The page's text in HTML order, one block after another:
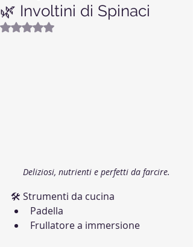
🌿 Involtini di Spinaci
Valutazione NaN stelle su 5.
Deliziosi, nutrienti e perfetti da farcire.
🛠 Strumenti da cucina
Padella
Frullatore a immersione